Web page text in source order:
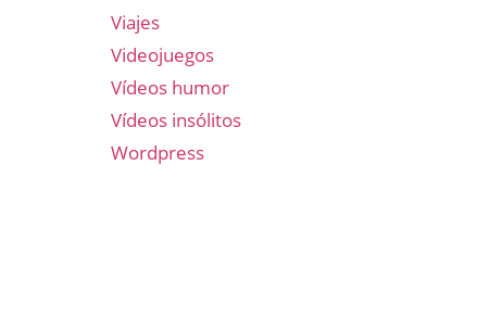
Viajes
Videojuegos
Vídeos humor
Vídeos insólitos
Wordpress